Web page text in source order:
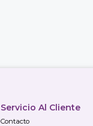
Servicio Al Cliente
Contacto